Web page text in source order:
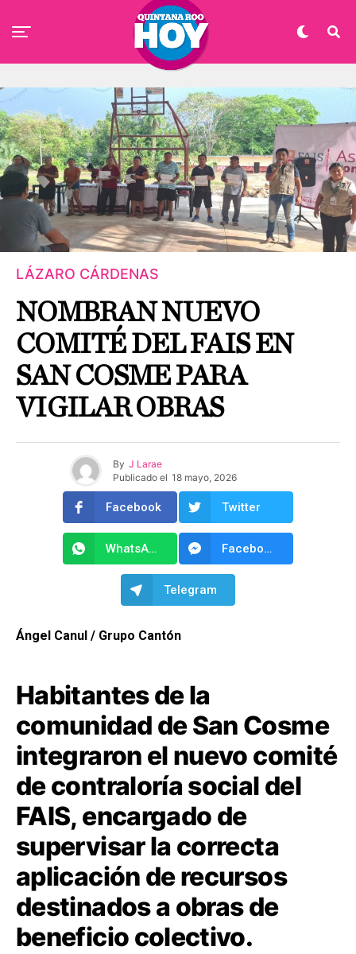
LÁZARO CÁRDENAS
NOMBRAN NUEVO
COMITÉ DEL FAIS EN
SAN COSME PARA
VIGILAR OBRAS
By J Larae
Publicado el 18 mayo, 2026
Facebook Twitter
WhatsApp Facebook Messenger
Telegram
Ángel Canul / Grupo Cantón
Habitantes de la
comunidad de San Cosme
integraron el nuevo comité
de contraloría social del
FAIS, encargado de
supervisar la correcta
aplicación de recursos
destinados a obras de
beneficio colectivo.